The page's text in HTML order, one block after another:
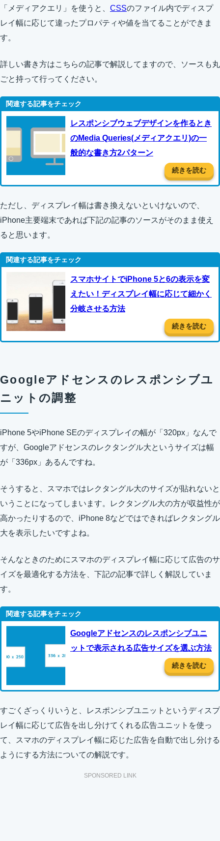
「メディアクエリ」を使うと、 CSSのファイル内でディスプ
レイ幅に応じて違ったプロパティや値を当てることができま
す。
詳しい書き方はこちらの記事で解説してますので、ソースも丸
ごと持って行ってください。
レスポンシブウェブデザインを作るとき
のMedia Queries(メディアクエリ)の一
般的な書き方2パターン
続きを読む
ただし、ディスプレイ幅は書き換えないといけないので、
iPhone主要端末であれば下記の記事のソースがそのまま使え
ると思います。
スマホサイトでiPhone 5と6の表示を変
えたい！ディスプレイ幅に応じて細かく
分岐させる方法
続きを読む
Googleアドセンスのレスポンシブユ
ニットの調整
iPhone 5やiPhone SEのディスプレイの幅が「320px」なんで
すが、Googleアドセンスのレクタングル大というサイズは幅
が「336px」あるんですね。
そうすると、スマホではレクタングル大のサイズが貼れないと
いうことになってしまいます。レクタングル大の方が収益性が
高かったりするので、iPhone 8などではできればレクタングル
大を表示したいですよね。
そんなときのためにスマホのディスプレイ幅に応じて広告のサ
イズを最適化する方法を、下記の記事で詳しく解説していま
す。
Googleアドセンスのレスポンシブユニ
ットで表示される広告サイズを選ぶ方法
続きを読む
すごくざっくりいうと、レスポンシブユニットというディスプ
レイ幅に応じて広告を出し分けてくれる広告ユニットを使っ
て、スマホのディスプレイ幅に応じた広告を自動で出し分ける
ようにする方法についての解説です。
SPONSORED LINK